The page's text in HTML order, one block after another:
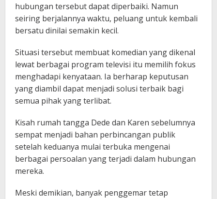
hubungan tersebut dapat diperbaiki. Namun
seiring berjalannya waktu, peluang untuk kembali
bersatu dinilai semakin kecil.
Situasi tersebut membuat komedian yang dikenal
lewat berbagai program televisi itu memilih fokus
menghadapi kenyataan. Ia berharap keputusan
yang diambil dapat menjadi solusi terbaik bagi
semua pihak yang terlibat.
Kisah rumah tangga Dede dan Karen sebelumnya
sempat menjadi bahan perbincangan publik
setelah keduanya mulai terbuka mengenai
berbagai persoalan yang terjadi dalam hubungan
mereka.
Meski demikian, banyak penggemar tetap